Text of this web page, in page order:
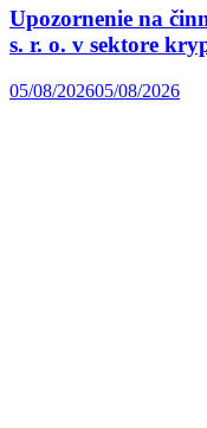
Upozornenie na
s. r. o. v sektore
05/08/202605/08/2026